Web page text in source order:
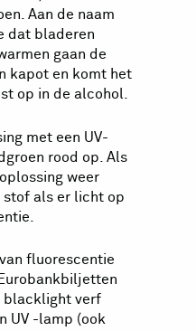
Aan de naam
dat bladeren
gaan de
kapot en komt het
op in de alcohol.
met een UV-
rood op. Als
weer
stof als er licht op
fluorescentie
blacklight verf
UV -lamp (ook